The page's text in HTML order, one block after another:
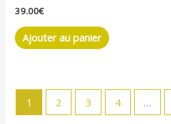
39.00€
Ajouter au panier
1 2 3 4 …